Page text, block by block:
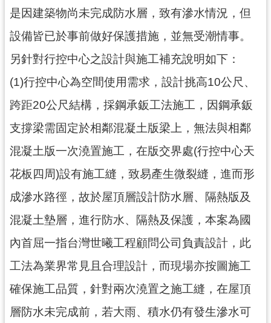
全
策
政
府
網
站
資
料
開
宣
告
市
官
方
I
E
是因建築物尚未完成防水層，致有滲水情況，但
設備皆已於事前做好保護措施，並無受潮情事。
另針對行控中心之設計與施工補充說明如下：
(1)行控中心為空間使用需求，設計挑高10公尺、
跨距20公尺結構，採鋼承鈑工法施工，因鋼承鈑
支撐梁需固定於相鄰混凝土版梁上，無法與相鄰
混凝土版一次澆置施工，在版交界處(行控中心天
花板四周)設有施工縫，致易產生微裂縫，進而形
成滲水路徑，故於屋頂層設計防水層、隔熱版及
混凝土墊層，進行防水、隔熱及保護，本案為國
內首屈一指台灣世曦工程顧問公司負責設計，此
工法為業界常見且合理設計，而現場亦按圖施工
確保施工品質，針對兩次澆置之施工縫，在屋頂
層防水未完成前，若大雨、積水仍有發生滲水可